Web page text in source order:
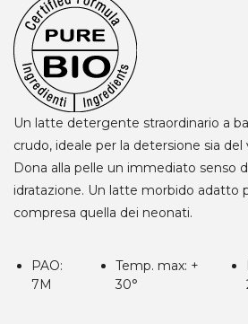
Un latte detergente straordinario a
crudo, ideale per la detersione sia del
Dona alla pelle un immediato senso
idratazione. Un latte morbido adatto
compresa quella dei neonati.
PAO:
7M
Temp. max: +
30°